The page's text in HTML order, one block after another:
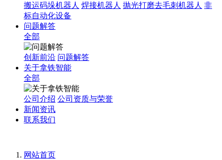
搬运码垛机器人 焊接机器人 抛光打磨去毛刺机器人 非
标自动化设备
问题解答
全部
创新前沿 问题解答
关于拿铁智能
全部
公司介绍 公司资质与荣誉
新闻资讯
联系我们
网站首页